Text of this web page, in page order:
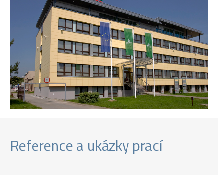
Reference a ukázky prací